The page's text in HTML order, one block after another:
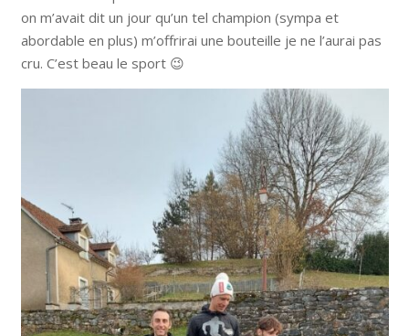
on m’avait dit un jour qu’un tel champion (sympa et
abordable en plus) m’offrirai une bouteille je ne l’aurai pas
cru. C’est beau le sport 😉